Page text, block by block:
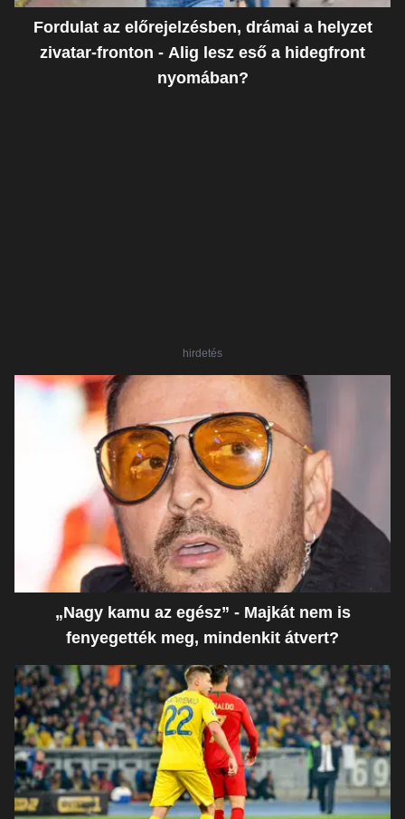
Fordulat az előrejelzésben, drámai a helyzet
zivatar-fronton - Alig lesz eső a hidegfront
nyomában?
hirdetés
„Nagy kamu az egész” - Majkát nem is
fenyegették meg, mindenkit átvert?